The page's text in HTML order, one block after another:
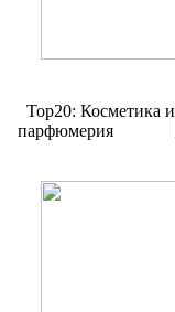
Top20: Косметика и
парфюмерия